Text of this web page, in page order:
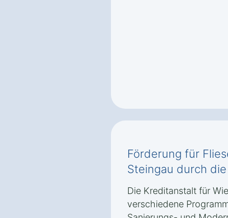
Förderung für
Steingau durch
Die Kreditanstalt für
verschiedene